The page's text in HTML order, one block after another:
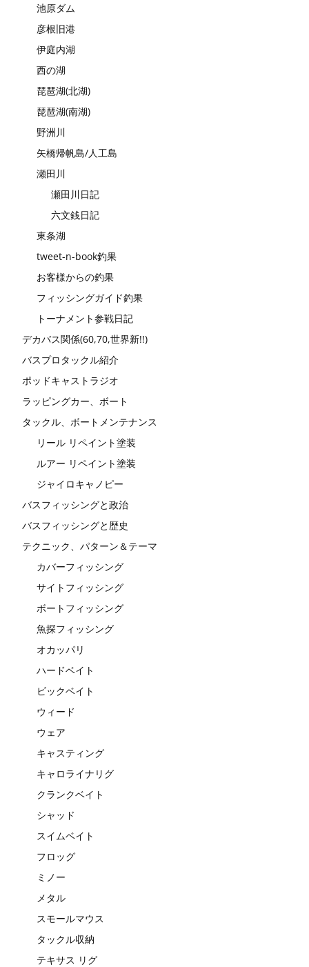
池原ダム
彦根旧港
伊庭内湖
西の湖
琵琶湖(北湖)
琵琶湖(南湖)
野洲川
矢橋帰帆島/人工島
瀬田川
瀬田川日記
六文銭日記
東条湖
tweet-n-book釣果
お客様からの釣果
フィッシングガイド釣果
トーナメント参戦日記
デカバス関係(60,70,世界新!!)
バスプロタックル紹介
ポッドキャストラジオ
ラッピングカー、ボート
タックル、ボートメンテナンス
リール リペイント塗装
ルアー リペイント塗装
ジャイロキャノピー
バスフィッシングと政治
バスフィッシングと歴史
テクニック、パターン＆テーマ
カバーフィッシング
サイトフィッシング
ボートフィッシング
魚探フィッシング
オカッパリ
ハードベイト
ビックベイト
ウィード
ウェア
キャスティング
キャロライナリグ
クランクベイト
シャッド
スイムベイト
フロッグ
ミノー
メタル
スモールマウス
タックル収納
テキサス リグ